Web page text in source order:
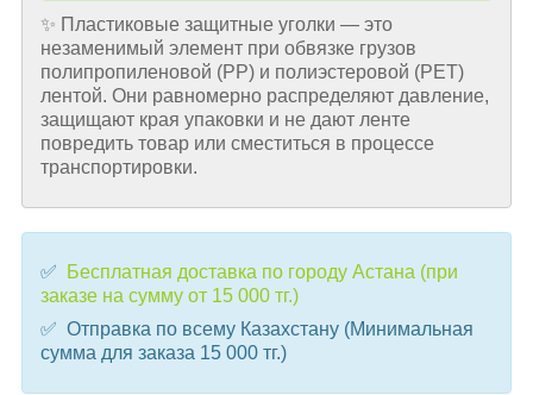
✨ Пластиковые защитные уголки — это
незаменимый элемент при обвязке грузов
полипропиленовой (PP) и полиэстеровой (PET)
лентой. Они равномерно распределяют давление,
защищают края упаковки и не дают ленте
повредить товар или сместиться в процессе
транспортировки.
✅
Бесплатная доставка по городу Астана (при
заказе на сумму от 15 000 тг.)
✅ Отправка по всему Казахстану (Минимальная
сумма для заказа 15 000 тг.)